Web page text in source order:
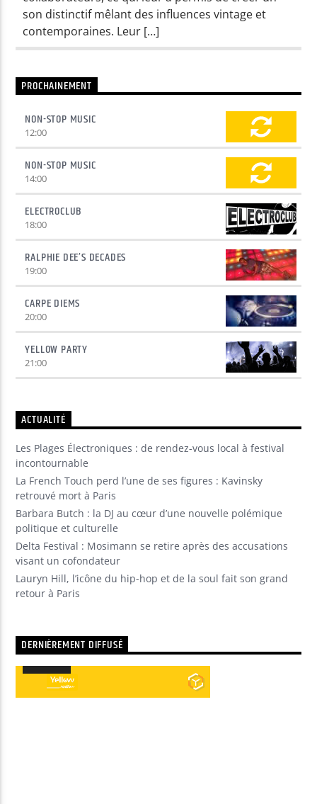
Yellow Radio
Yellow Party
son distinctif mêlant des influences vintage et
contemporaines. Leur […]
PROCHAINEMENT
NON-STOP MUSIC
12:00
NON-STOP MUSIC
14:00
ELECTROCLUB
18:00
RALPHIE DEE’S DECADES
19:00
CARPE DIEMS
20:00
YELLOW PARTY
21:00
ACTUALITÉ
Les Plages Électroniques : de rendez-vous local à festival
incontournable
La French Touch perd l’une de ses figures : Kavinsky
retrouvé mort à Paris
Barbara Butch : la DJ au cœur d’une nouvelle polémique
politique et culturelle
Delta Festival : Mosimann se retire après des accusations
visant un cofondateur
Lauryn Hill, l’icône du hip-hop et de la soul fait son grand
retour à Paris
DERNIÈREMENT DIFFUSÉ
Lecteur
audio